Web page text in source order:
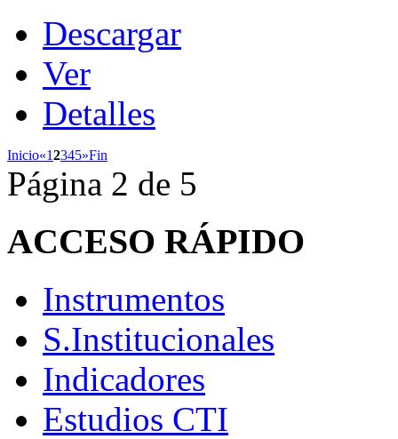
Descargar
Ver
Detalles
Inicio«12345»Fin
Página 2 de 5
ACCESO RÁPIDO
Instrumentos
S.Institucionales
Indicadores
Estudios CTI